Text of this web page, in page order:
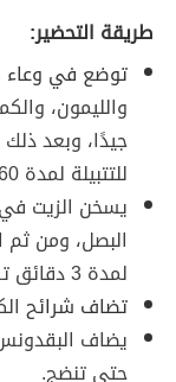
طريقة التحضير:
توضع في وعاء
والليمون،
جيدًا، وبعد
للتتبيلة لمدة 60 دقيقة تقريبًا.
يسخن الزيت
البصل، ومن ثم
لمدة 3 دقائق تقريبًا.
تضاف شرائح
يضاف
حتى تنضج.